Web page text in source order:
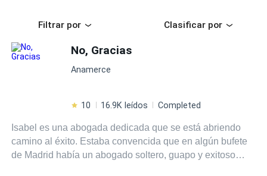
Filtrar por Clasificar por
No, Gracias
Anamerce
10 16.9K leídos Completed
Isabel es una abogada dedicada que se está abriendo
camino al éxito. Estaba convencida que en algún bufete
de Madrid había un abogado soltero, guapo y exitoso